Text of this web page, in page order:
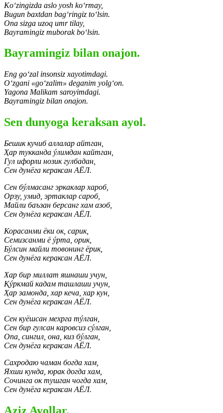
Ko‘zingizda aslo yosh ko‘rmay,
Bugun baxtdan bag‘ringiz to‘lsin.
Ona sizga uzoq umr tilay,
Bayramingiz muborak bo‘lsin.
Bayramingiz bilan onajon.
Eng go‘zal insonsiz xayotimdagi.
O‘zgani «go‘zalim» deganim yolg‘on.
Yagona Malikam saroyimdagi.
Bayramingiz bilan onajon.
Sen dunyoga keraksan ayol.
Бешик кучиб аллалар айтган,
Ҳар тукканда ýлимдан кайтган,
Гул ифорли нозик гулбадан,
Сен дунёга кераксан АЁЛ.
Сен бýлмасанг эркаклар хароб,
Орзу, умид, эртаклар сароб,
Майли баъзан берсанг хам азоб,
Сен дунёга кераксан АЁЛ.
Корасанми ёки ок, сарик,
Семизсанми ё ýрта, орик,
Бýлсин майли товонинг ёрик,
Сен дунёга кераксан АЁЛ.
Хар бир миллат яшнаши учун,
Қýркмай кадам ташлаши учун,
Ҳар замонда, хар кеча, хар кун,
Сен дунёга кераксан АЁЛ.
Сен куёшсан мехрга тýлган,
Сен бир гулсан каровсиз сýлган,
Опа, сингил, она, киз бýлган,
Сен дунёга кераксан АЁЛ.
Сахродаю чаман богда хам,
Яхши кунда, юрак догда хам,
Сочинга ок тушган чогда хам,
Сен дунёга кераксан АЁЛ.